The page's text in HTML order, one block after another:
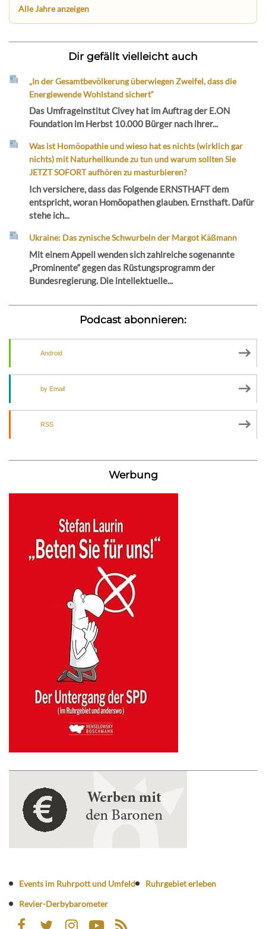
Alle Jahre anzeigen
Dir gefällt vielleicht auch
„In der Gesamtbevölkerung überwiegen Zweifel, dass die
Energiewende Wohlstand sichert“
Das Umfrageinstitut Civey hat im Auftrag der E.ON
Foundation im Herbst 10.000 Bürger nach ihrer...
Was ist Homöopathie und wieso hat es nichts (wirklich gar
nichts) mit Naturheilkunde zu tun und warum sollten Sie
JETZT SOFORT aufhören zu masturbieren?
Ich versichere, dass das Folgende ERNSTHAFT dem
entspricht, woran Homöopathen glauben. Ernsthaft. Dafür
stehe ich...
Ukraine: Das zynische Schwurbeln der Margot Käßmann
Mit einem Appell wenden sich zahlreiche sogenannte
„Prominente“ gegen das Rüstungsprogramm der
Bundesregierung. Die intellektuelle...
Podcast abonnieren:
Android
by Email
RSS
Werbung
Events im Ruhrpott und Umfeld
Ruhrgebiet erleben
Revier-Derbybarometer